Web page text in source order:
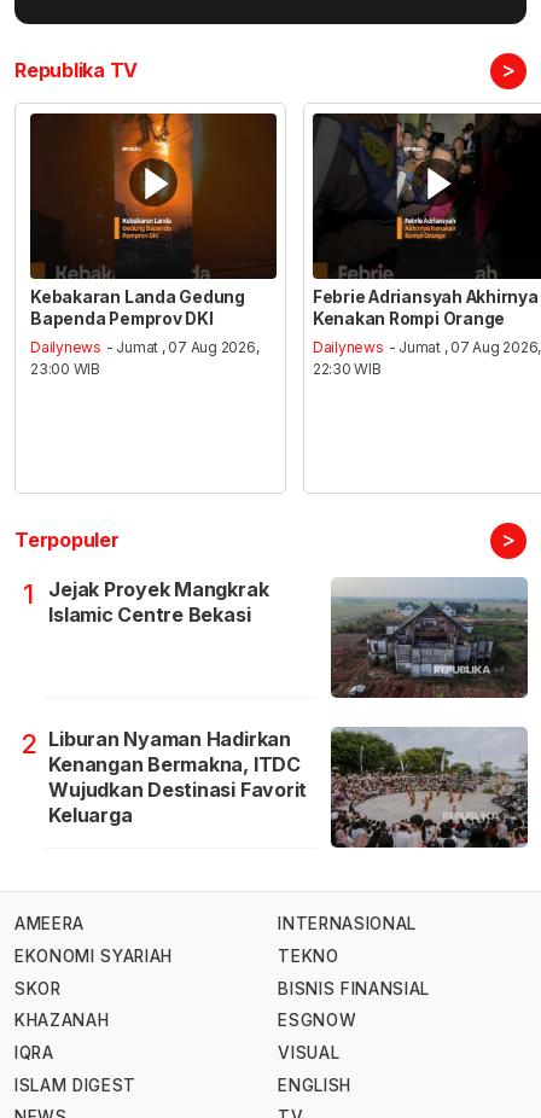
Republika TV >
Kebakaran Landa Gedung
Bapenda Pemprov DKI
Dailynews - Jumat , 07 Aug 2026,
23:00 WIB
Febrie Adriansyah Akhirnya
Kenakan Rompi Orange
Dailynews - Jumat , 07 Aug 2026,
22:30 WIB
Terpopuler >
1
Jejak Proyek Mangkrak
Islamic Centre Bekasi
2 Liburan Nyaman Hadirkan
Kenangan Bermakna, ITDC
Wujudkan Destinasi Favorit
Keluarga
AMEERA
EKONOMI SYARIAH
SKOR
KHAZANAH
IQRA
ISLAM DIGEST
INTERNASIONAL
TEKNO
BISNIS FINANSIAL
ESGNOW
VISUAL
ENGLISH